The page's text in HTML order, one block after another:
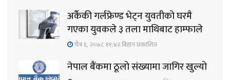
अर्कैकी गर्लफ्रेण्ड भेट्न युवतीको घरमै
गएका युवकले ३ तला माथिबाट हाम्फाले
चैत्र ६, २०७८ ११;४२ बिहान प्रकाशित
नेपाल बैंकमा ठूलो संख्यामा जागिर खुल्यो